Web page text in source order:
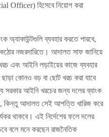
Officer) হিসেবে নিয়োগ করা
অ্যাকাউন্টগুলি ব্যবহার করতে পারবে,
কঠোর নজরদারিতে। আদালত সাফ জানিয়ে
খরচ এবং আইনি লড়াইয়ের কাজে ব্যবহার
কোনও বড় বা ছোট খরচ করা যাবে
সরকার আইনি খরচের জন্য দলের ব্যাংক
কিন্তু আদালত সেই আপত্তি খারিজ করে
থাকবে। এই নির্দেশের ফলে দলের
বলে মনে করছেন রাজনৈতিক